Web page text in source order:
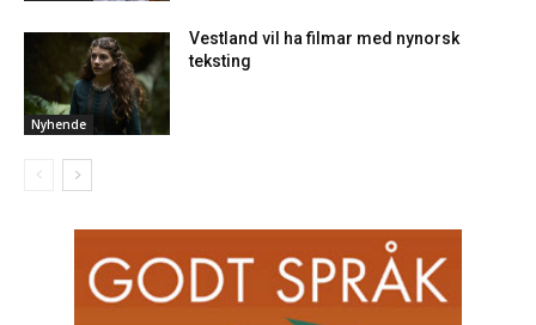
Nyhende
Vestland vil ha filmar med nynorsk
teksting